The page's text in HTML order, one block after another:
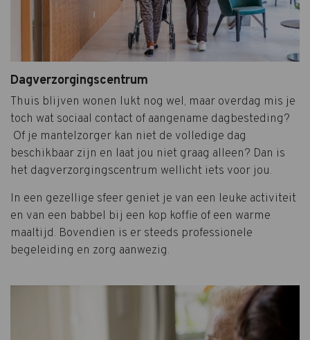
Dagverzorgingscentrum
Thuis blijven wonen lukt nog wel, maar overdag mis je
toch wat sociaal contact of aangename dagbesteding?
Of je mantelzorger kan niet de volledige dag
beschikbaar zijn en laat jou niet graag alleen? Dan is
het dagverzorgingscentrum wellicht iets voor jou.
In een gezellige sfeer geniet je van een leuke activiteit
en van een babbel bij een kop koffie of een warme
maaltijd. Bovendien is er steeds professionele
begeleiding en zorg aanwezig.